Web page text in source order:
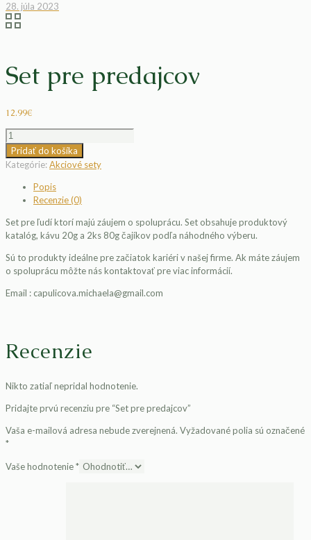
28. júla 2023
Set pre predajcov
12.99€
množstvo
Set
pre
Pridať do košíka
Kategórie:Akciové sety
Popis
Recenzie (0)
Set pre ľudí ktorí majú záujem o spoluprácu. Set obsahuje produktový
katalóg, kávu 20g a 2ks 80g čajíkov podľa náhodného výberu.
Sú to produkty ideálne pre začiatok kariéri v našej firme. Ak máte záujem
o spoluprácu môžte nás kontaktovať pre viac informácií.
Email : capulicova.michaela@gmail.com
Recenzie
Nikto zatiaľ nepridal hodnotenie.
Pridajte prvú recenziu pre “Set pre predajcov”
Vaša e-mailová adresa nebude zverejnená. Vyžadované polia sú označené
*
Vaše hodnotenie*